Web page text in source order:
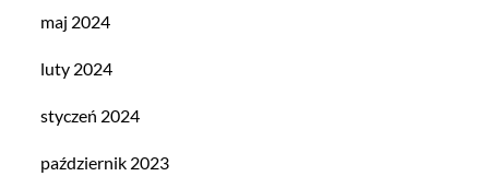
maj 2024
luty 2024
styczeń 2024
październik 2023